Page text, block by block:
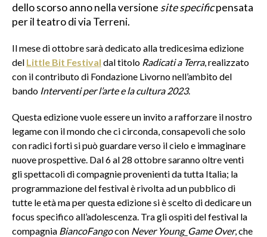
dello scorso anno nella versione site specificpensata
per il teatro di via Terreni.
Il mese di ottobre sarà dedicato alla tredicesima edizione
del Little Bit Festival dal titolo Radicati a Terra, realizzato
con il contributo di Fondazione Livorno nell’ambito del
bando Interventi per l’arte e la cultura 2023.
Questa edizione vuole essere un invito a rafforzare il nostro
legame con il mondo che ci circonda, consapevoli che solo
con radici forti si può guardare verso il cielo e immaginare
nuove prospettive. Dal 6 al 28 ottobre saranno oltre venti
gli spettacoli di compagnie provenienti da tutta Italia; la
programmazione del festival è rivolta ad un pubblico di
tutte le età ma per questa edizione si è scelto di dedicare un
focus specifico all’adolescenza. Tra gli ospiti del festival la
compagnia BiancoFangocon Never Young_Game Over, che